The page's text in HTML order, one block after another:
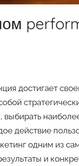
достигает
выбирать
действие
одним из
и